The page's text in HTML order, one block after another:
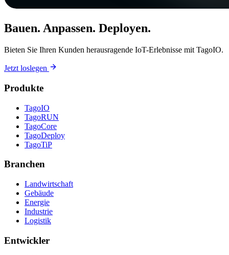
Bauen. Anpassen. Deployen.
Bieten Sie Ihren Kunden herausragende IoT-Erlebnisse mit TagoIO.
Jetzt loslegen
Produkte
TagoIO
TagoRUN
TagoCore
TagoDeploy
TagoTiP
Branchen
Landwirtschaft
Gebäude
Energie
Industrie
Logistik
Entwickler